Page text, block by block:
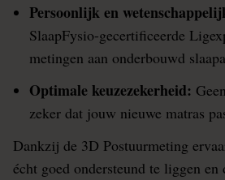
Persoonlijk en
SlaapFysio-gecertificeerde
metingen aan onderbouwd
Optimale keuzezekerheid:
zeker dat jouw nieuwe matras
Dankzij de 3D Postuurmeting
écht goed ondersteund te liggen en